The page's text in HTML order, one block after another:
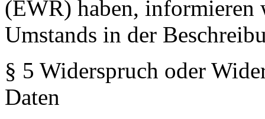
(EWR) haben, informieren
Umstands in der
§ 5 Widerspruch oder
Daten